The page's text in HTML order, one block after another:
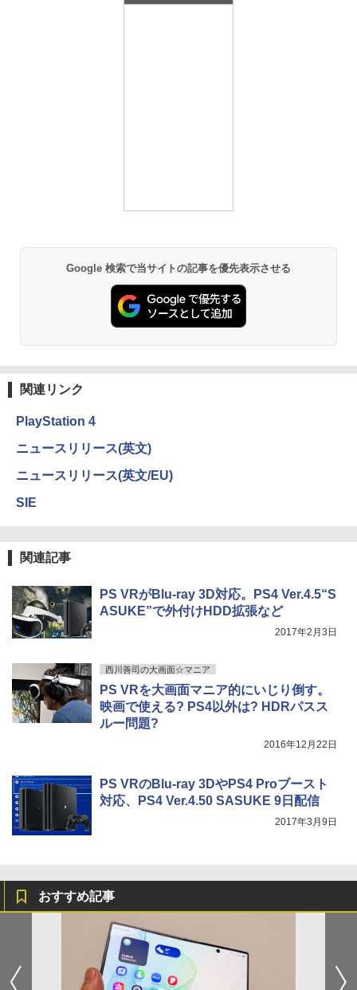
Google 検索で当サイトの記事を優先表示させる
関連リンク
PlayStation 4
ニュースリリース(英文)
ニュースリリース(英文/EU)
SIE
関連記事
PS VRがBlu-ray 3D対応。PS4 Ver.4.5“S
ASUKE”で外付けHDD拡張など
2017年2月3日
西川善司の大画面☆マニア
PS VRを大画面マニア的にいじり倒す。
映画で使える? PS4以外は? HDRパスス
ルー問題?
2016年12月22日
PS VRのBlu-ray 3DやPS4 Proブースト
対応、PS4 Ver.4.50 SASUKE 9日配信
2017年3月9日
おすすめ記事